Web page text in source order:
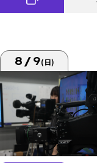
8/9(日)